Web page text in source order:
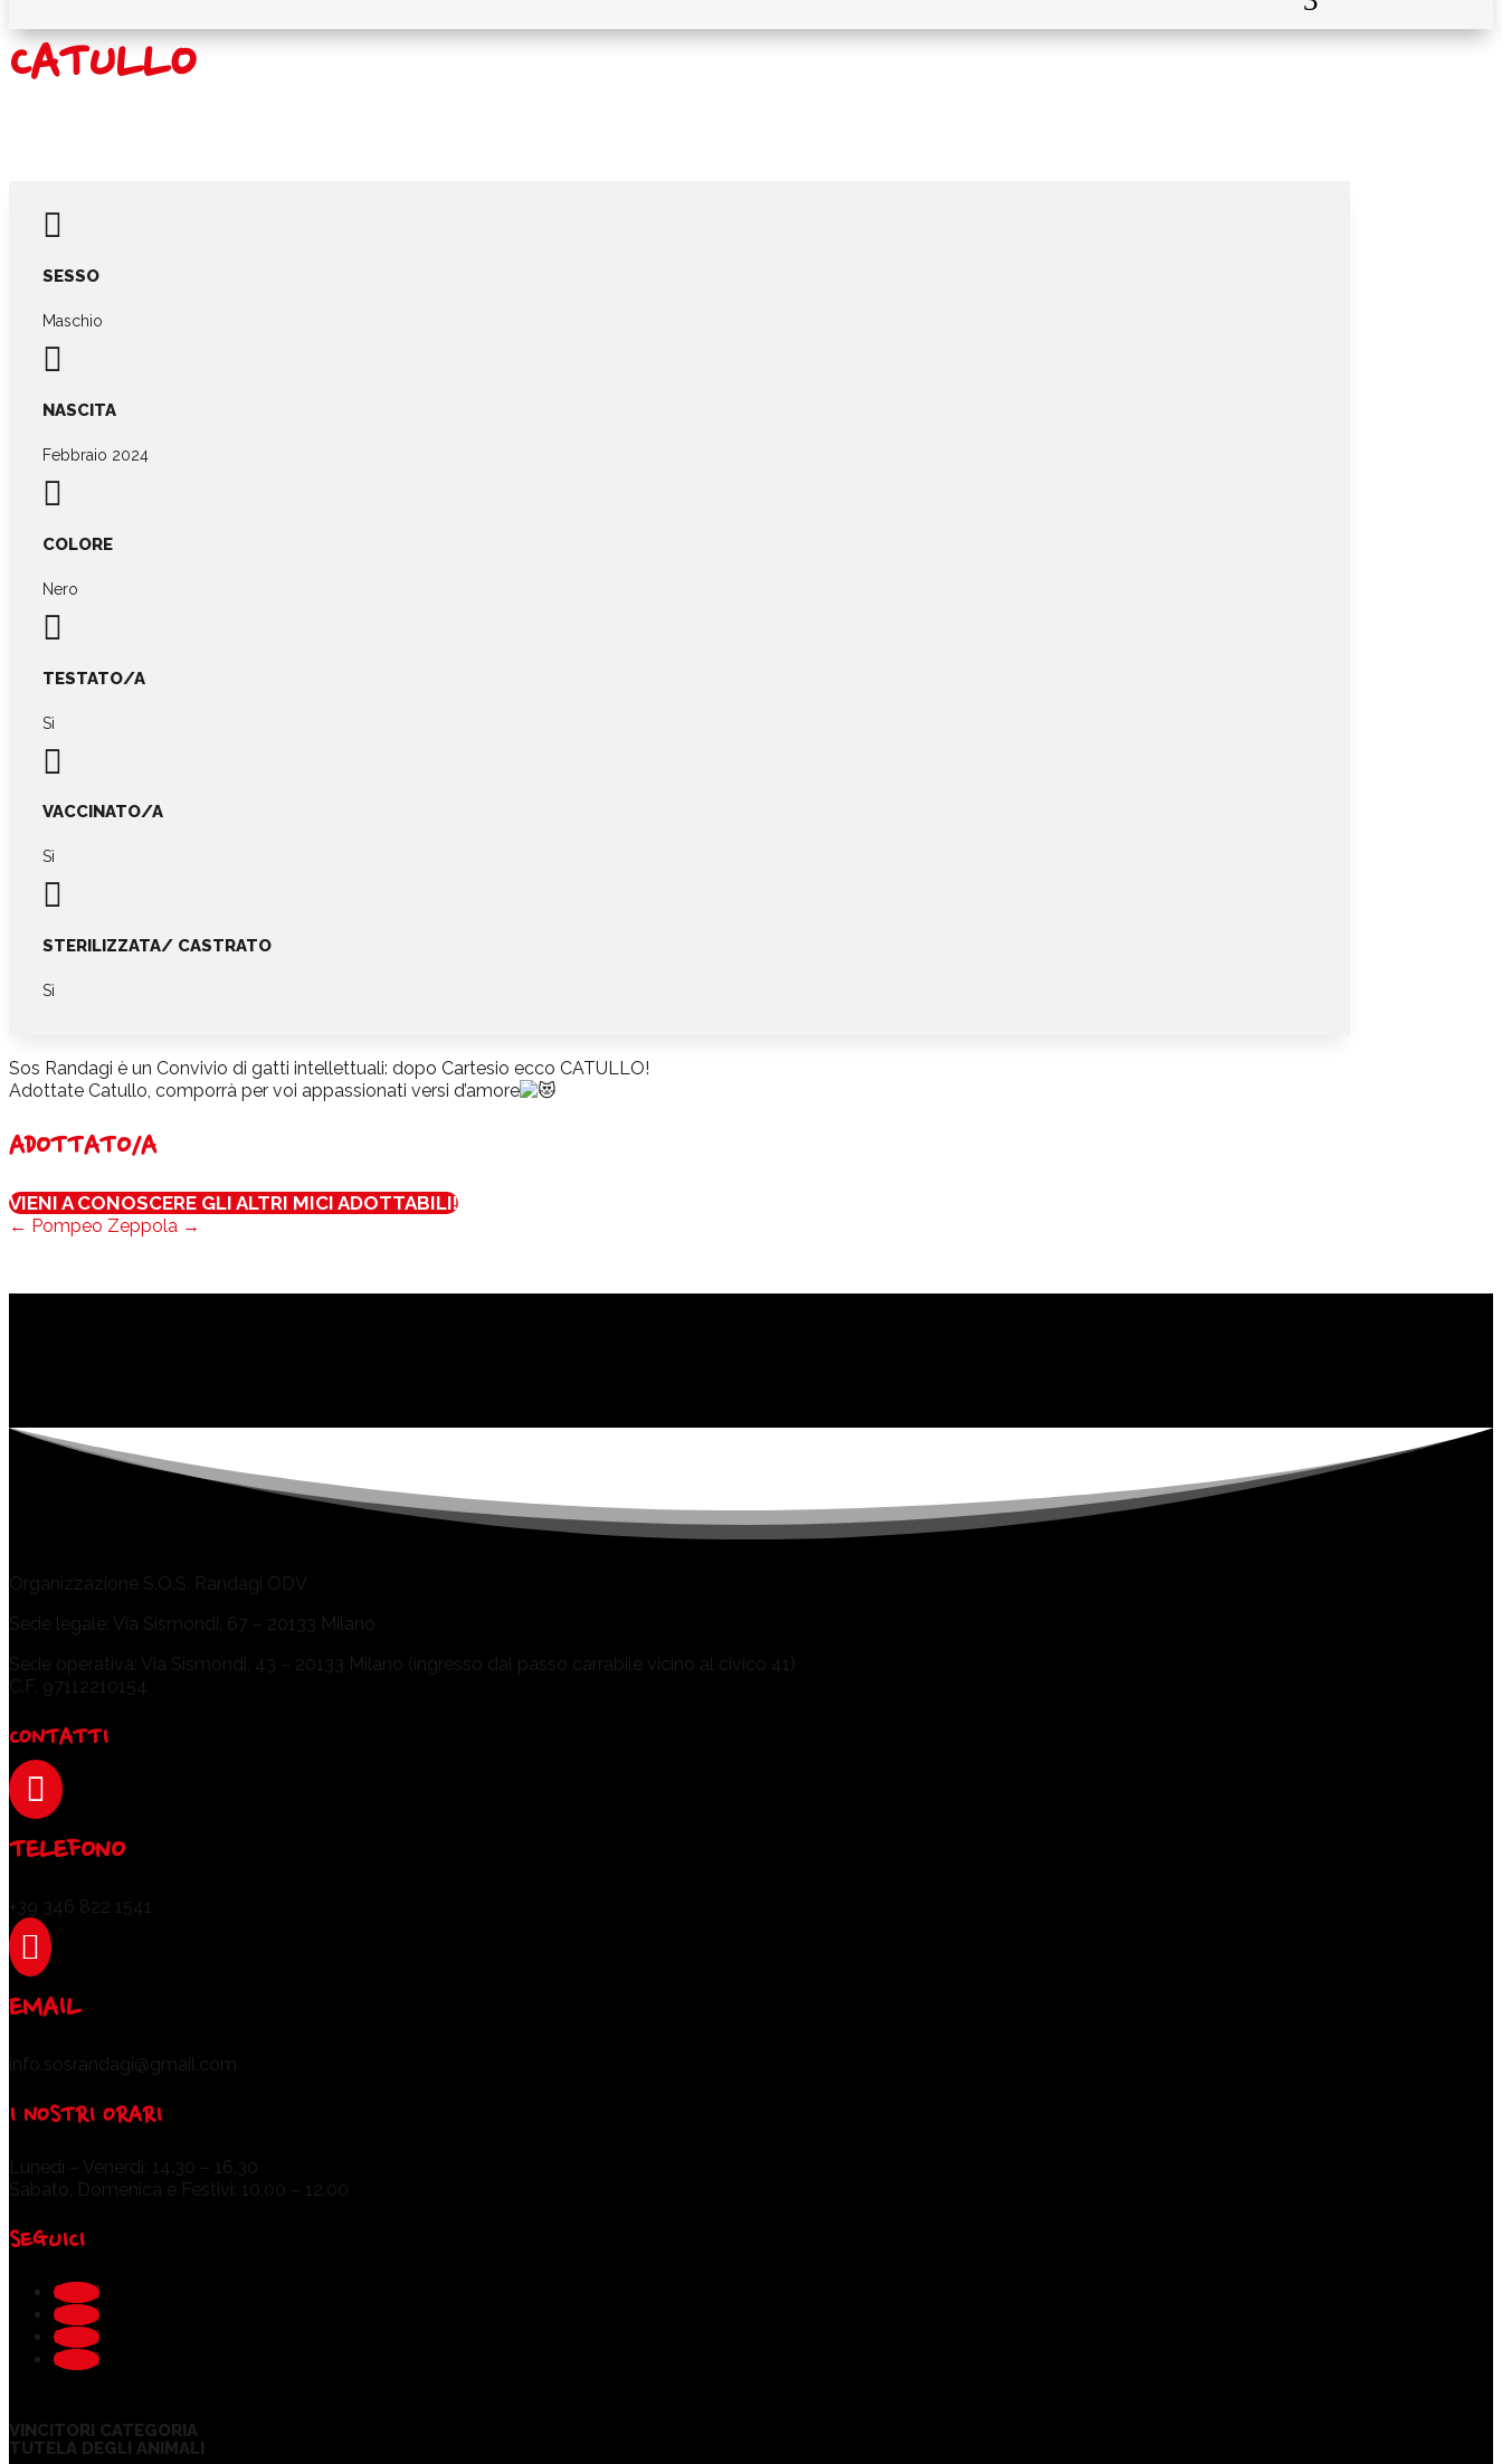
CATULLO

SESSO
Maschio

NASCITA
Febbraio 2024

COLORE
Nero

TESTATO/A
Sì

VACCINATO/A
Sì

STERILIZZATA/ CASTRATO
Sì
Sos Randagi è un Convivio di gatti intellettuali: dopo Cartesio ecco CATULLO!
Adottate Catullo, comporrà per voi appassionati versi d’amore
ADOTTATO/A
VIENI A CONOSCERE GLI ALTRI MICI ADOTTABILI!
← Pompeo Zeppola →
Organizzazione S.O.S. Randagi ODV
Sede legale: Via Sismondi, 67 – 20133 Milano
Sede operativa: Via Sismondi, 43 – 20133 Milano (ingresso dal passo carrabile vicino al civico 41)
C.F. 97112210154
CONTATTI

TELEFONO
+39 346 822 1541

EMAIL
info.sosrandagi@gmail.com
I NOSTRI ORARI
Lunedì – Venerdì: 14.30 – 16.30
Sabato, Domenica e Festivi: 10.00 – 12.00
SEGUICI
Segui
Segui
Segui
Segui
VINCITORI CATEGORIA
TUTELA DEGLI ANIMALI